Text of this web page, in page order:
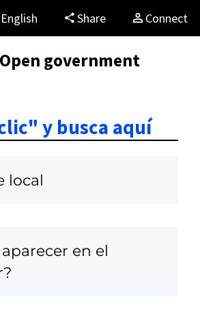
English Share Connect
Open government
y busca aquí
local
en el